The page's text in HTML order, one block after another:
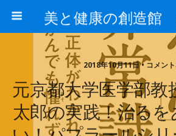
2018年10月11日 • コメン
元京都大学医学部教
太郎の実践！治る